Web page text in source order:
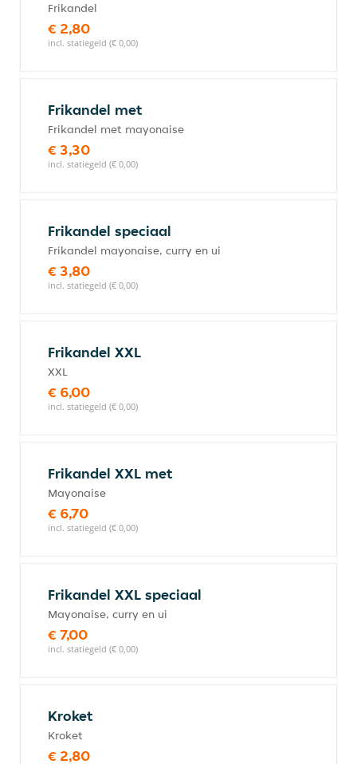
Frikandel
€ 2,80
incl. statiegeld (€ 0,00)
Frikandel met
Frikandel met mayonaise
€ 3,30
incl. statiegeld (€ 0,00)
Frikandel speciaal
Frikandel mayonaise, curry en ui
€ 3,80
incl. statiegeld (€ 0,00)
Frikandel XXL
XXL
€ 6,00
incl. statiegeld (€ 0,00)
Frikandel XXL met
Mayonaise
€ 6,70
incl. statiegeld (€ 0,00)
Frikandel XXL speciaal
Mayonaise, curry en ui
€ 7,00
incl. statiegeld (€ 0,00)
Kroket
Kroket
€ 2,80